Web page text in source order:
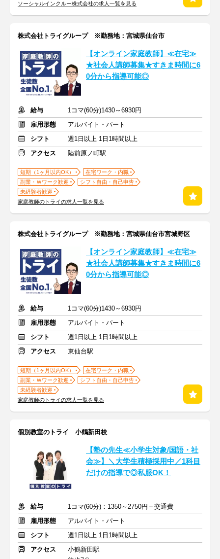
ソーシャルインクルー株式会社の求人一覧を見る
株式会社トライグループ ※勤務地：宮城県仙台市
【オンライン家庭教師】≪在宅≫
★社会人講師募集★すきま時間に6
0分から指導可能◎
給与
1コマ(60分)1430～6930円
雇用形態
アルバイト・パート
シフト
週1日以上 1日1時間以上
アクセス
陸前原ノ町駅
短期（1ヶ月以内OK）
在宅ワーク・内職
副業・Ｗワーク歓迎
シフト自由・自己申告
未経験者歓迎
家庭教師のトライの求人一覧を見る
株式会社トライグループ ※勤務地：宮城県仙台市宮城野区
【オンライン家庭教師】≪在宅≫
★社会人講師募集★すきま時間に6
0分から指導可能◎
給与
1コマ(60分)1430～6930円
雇用形態
アルバイト・パート
シフト
週1日以上 1日1時間以上
アクセス
東仙台駅
短期（1ヶ月以内OK）
在宅ワーク・内職
副業・Ｗワーク歓迎
シフト自由・自己申告
未経験者歓迎
家庭教師のトライの求人一覧を見る
個別教室のトライ 小鶴新田校
【塾の先生≪小学生対象/国語・社
会≫】＼大学生積極採用中／1科目
だけの指導で◎私服OK！
給与
1コマ(60分)：1350～2750円＋交通費
雇用形態
アルバイト・パート
シフト
週1日以上 1日1時間以上
アクセス
小鶴新田駅